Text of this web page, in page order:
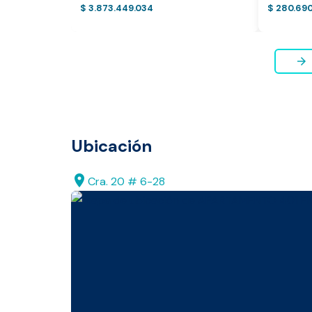
* Servicio disponible
$ 3.873.449.034 $
arrow_forward
Ubicación
location_on Cra. 20 # 6-28